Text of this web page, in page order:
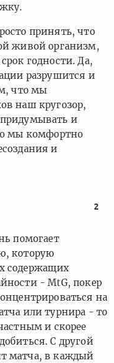
принять, что
живой организм,
годности. Да,
разрушится и
что мы
наш кругозор,
и
мы комфортно
и
2
помогает
которую
содержащих
- MtG, покер
на
или турнира - то
и скорее
С другой
матча, в каждый